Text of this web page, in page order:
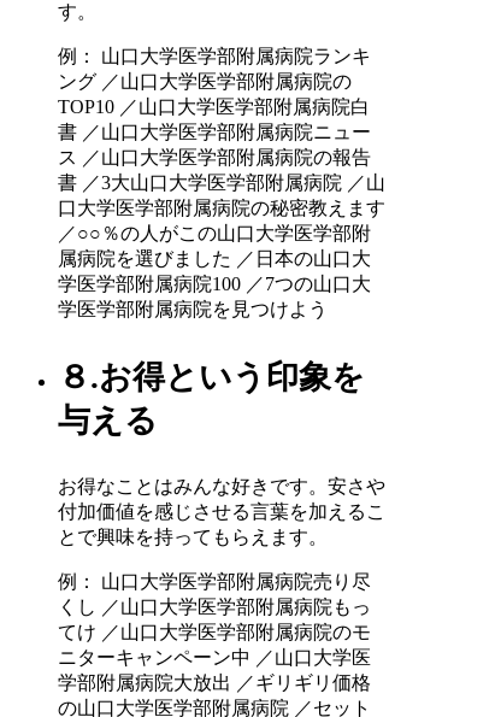
す。
例： 山口大学医学部附属病院ランキ
ング ／山口大学医学部附属病院の
TOP10 ／山口大学医学部附属病院白
書 ／山口大学医学部附属病院ニュー
ス ／山口大学医学部附属病院の報告
書 ／3大山口大学医学部附属病院 ／山
口大学医学部附属病院の秘密教えます
／○○％の人がこの山口大学医学部附
属病院を選びました ／日本の山口大
学医学部附属病院100 ／7つの山口大
学医学部附属病院を見つけよう
８.お得という印象を
与える
お得なことはみんな好きです。安さや
付加価値を感じさせる言葉を加えるこ
とで興味を持ってもらえます。
例： 山口大学医学部附属病院売り尽
くし ／山口大学医学部附属病院もっ
てけ ／山口大学医学部附属病院のモ
ニターキャンペーン中 ／山口大学医
学部附属病院大放出 ／ギリギリ価格
の山口大学医学部附属病院 ／セット